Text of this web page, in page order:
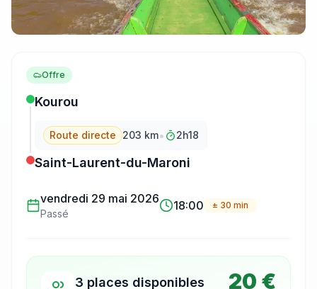
Offre
Kourou
Route directe 203 km• 2h18
Saint-Laurent-du-Maroni
vendredi 29 mai 2026
Passé
18:00 ± 30 min
3 places disponibles 20 €